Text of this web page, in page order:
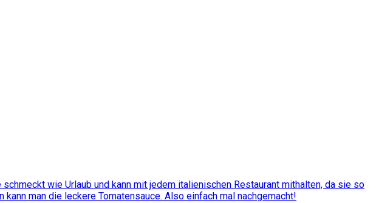
wie Urlaub und kann mit jedem italienischen Restaurant mithalten, da sie so
man die leckere Tomatensauce. Also einfach mal nachgemacht!